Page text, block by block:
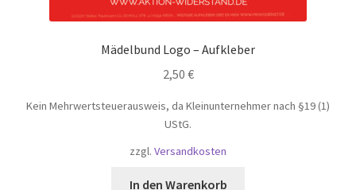
Mädelbund Logo – Aufkleber
2,50 €
Kein Mehrwertsteuerausweis, da Kleinunternehmer nach §19 (1)
UStG.
zzgl. Versandkosten
In den Warenkorb